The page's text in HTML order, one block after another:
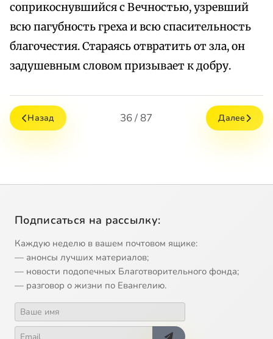
соприкоснувшийся с Вечностью, узревший
всю пагубность греха и всю спасительность
благочестия. Стараясь отвратить от зла, он
задушевным словом призывает к добру.
Назад 36 / 87 Далее
Подписаться на рассылку:
Каждую неделю в вашем почтовом ящике:
— анонсы лучших материалов;
— новости подопечных Благотворительного фонда;
— разговор о жизни по Евангелию.